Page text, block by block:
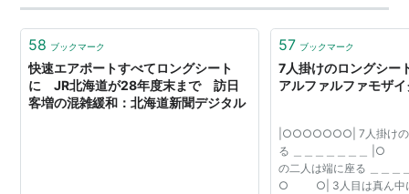
58 ブックマーク
快速エアポートすべてロングシート
に JR北海道が28年度末まで 訪日
客増の混雑緩和：北海道新聞デジタル
57 ブックマーク
7人掛けのロングシー
アルファルファモザ
|○○○○○○○| 7人掛けの
る ＿＿＿＿＿＿
の二人は端に座る ＿
○ ○| 3人目は真ん中に